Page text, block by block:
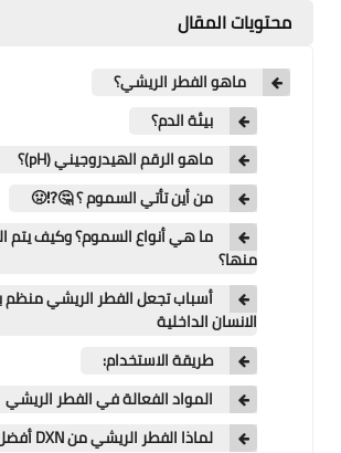
محتويات المقال
ماهو الفطر الريشي؟
بيئة الدم؟
ماهو الرقم الهيدروجيني (pH)؟
من أين تأتي السموم ؟ 🤔‌⁉️⁩🤢
ما هي أنواع السموم؟ وكيف يتم
منها؟
أسباب تجعل الفطر الريشي
الانسان الداخلية
طريقة الاستخدام:
المواد الفعالة في الفطر الريشي
لماذا الفطر الريشي من DXN أفضل من غيره